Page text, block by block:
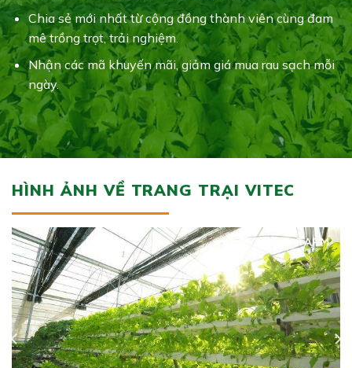
Chia sẻ mới nhất từ cộng đồng thành viên cùng đam
mê trồng trọt, trải nghiệm.
Nhận các mã khuyến mãi, giảm giá mua rau sạch mỗi
ngày.
HÌNH ẢNH VỀ TRANG TRẠI VITEC